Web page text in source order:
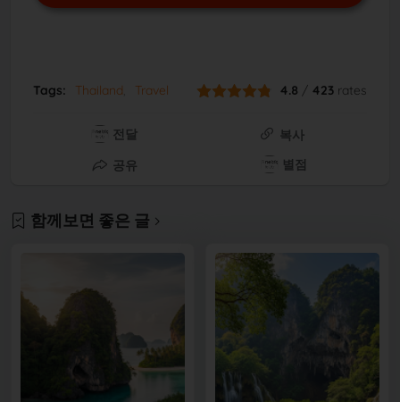
Tags: Thailand Travel 4.8 / 423 rates
전달
복사
공유
별점
함께보면 좋은 글